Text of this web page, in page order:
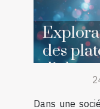
des
français
Dans une